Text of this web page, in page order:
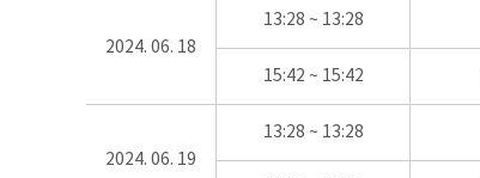
2024. 06. 18
13:28 ~ 13:28
15:42 ~ 15:42
2024. 06. 19
13:28 ~ 13:28